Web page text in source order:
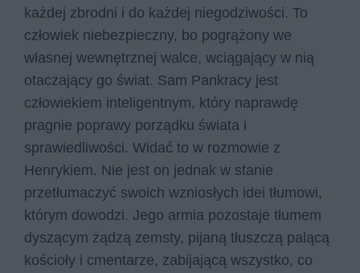
każdej zbrodni i do każdej niegodziwości. To
człowiek niebezpieczny, bo pogrążony we
własnej wewnętrznej walce, wciągający w nią
otaczający go świat. Sam Pankracy jest
człowiekiem inteligentnym, który naprawdę
pragnie poprawy porządku świata i
sprawiedliwości. Widać to w rozmowie z
Henrykiem. Nie jest on jednak w stanie
przetłumaczyć swoich wzniosłych idei tłumowi,
którym dowodzi. Jego armia pozostaje tłumem
dyszącym żądzą zemsty, pijaną tłuszczą palącą
kościoły i cmentarze, zabijającą wszystko, co